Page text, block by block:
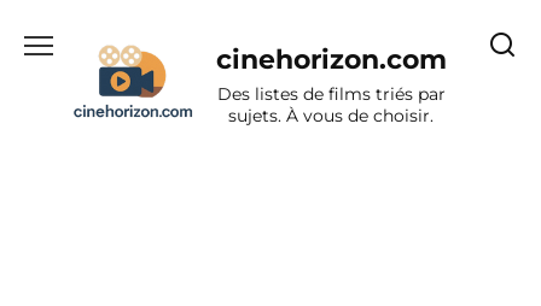
cinehorizon.com
Des listes de films triés par
sujets. À vous de choisir.